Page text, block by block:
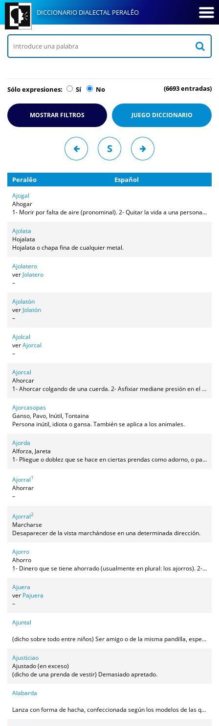
DICCIONARIO DIALECTAL PERALÊO
Sólo expresiones: Sí No (6693 entradas)
MOSTRAR FILTROS JUEGO DICCIONARIO
S
Peralêo Español
Ajogal
Ahogar
1- Morir por falta de aire (pronominal). 2- Quitar la vida a una persona o animal impidiéndole la respiración (transitivo).
Ajolata
Hojalata
Hojalata o chapa fina de cualquier metal.
Ajolatero
ver Jolatero
–
Ajolatón
ver Jolatón
–
Ajolcal
verAjorcal
–
Ajorcal
Ahorcar
1- Ahorcar colgando de una cuerda. 2- Asfixiar mediane presión en el cuello.
Ajorcasopas
Ganso, Pavo, Inútil, Tontaina
Persona inútil, idiota o gansa. También se aplica a los animales.
Ajorda
Alforza, Jareta
1- Pliegue o doblez que se hace en ciertas prendas como adorno, o para acortarlas y tal vez poderlas alargar cuando sea necesario. 2- Por analogía se puede usar para cualquier dobladillo cosido, aunque sea simplemente decorativo, en prendas de vestir, cortinas, o cualquier otro textil, pero no se usa con dobladillos que son verticales y/o sólo parcialmente recogidos (como las pinzas de un pantalón o las tablas de una falda).
Ajorral1
Ahorrar
–
Ajorral2
Marcharse
Desaparecer de la vista marchándose en una determinada dirección.
Ajorro
Ahorro
1- Dinero que se tiene ahorrado (usualmente en plural: los ajorros). 2- Acto de ahorrar.
Ajuera
ver Pajuera
–
Ajuntal
(dicho sobre todo entre niños) Ser amigo o de la misma pandilla, especialmente al comenzar o al terminar de serlo.
Ajusticiao
Ajustado (en exceso)
(dicho de una prenda de vestir) Demasiado apretado.
Alabarda
Lanza con forma de hacha, confeccionada según los modelos de las que llevaban los españoles en los tercios de Flandes, que portan los hermanos (cofrades) que forman la Guardia del Cristo del Descendimiento.